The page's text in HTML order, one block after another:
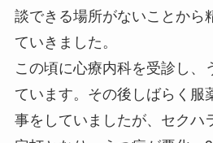
談できる場所がないことから
ていきました。
この頃に心療内科を受診し、
ています。その後しばらく服
事をしていましたが、セクハ